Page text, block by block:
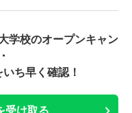
学校のオープンキャン
ち早く確認！
受け取る